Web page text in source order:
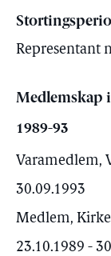
Representant
Medlemskap
1989-93
Varamedlem,
30.09.1993
Medlem,
23.10.1989 -